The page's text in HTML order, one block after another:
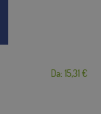
Da: 15,31 €